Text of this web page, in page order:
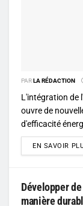
PARLA RÉDACTION
L'intégration de
ouvre de
d'efficacité
EN SAVOIR
Développer
manière